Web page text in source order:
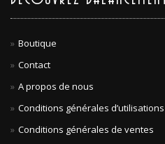
Boutique
Contact
A propos de nous
Conditions générales d’utilisations
Conditions générales de ventes